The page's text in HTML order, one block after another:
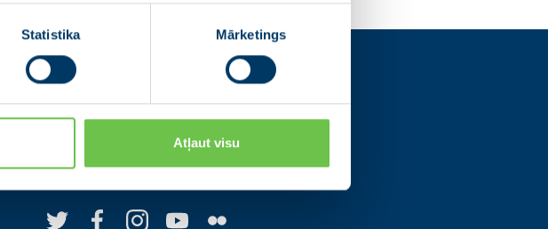
Statistika Mārketings
Atļaut visu
Seko mums
Seko mums sociālajos tīklos un uzzini
pirmais par aktuālajām norisēm.